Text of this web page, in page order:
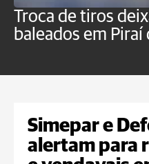
Troca de tiros
baleados em Piraí
Simepar e
alertam para